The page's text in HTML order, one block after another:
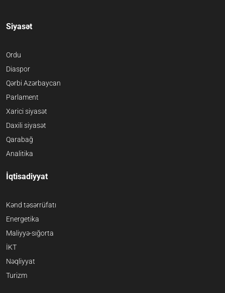
Siyasət
Ordu
Diaspor
Qərbi Azərbaycan
Parlament
Xarici siyasət
Daxili siyasət
Qarabağ
Analitika
İqtisadiyyat
Kənd təsərrüfatı
Energetika
Maliyyə-sığorta
İKT
Nəqliyyat
Turizm